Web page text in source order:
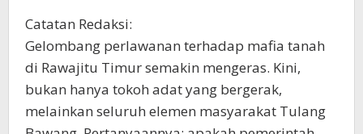
Catatan Redaksi:
Gelombang perlawanan terhadap mafia tanah
di Rawajitu Timur semakin mengeras. Kini,
bukan hanya tokoh adat yang bergerak,
melainkan seluruh elemen masyarakat Tulang